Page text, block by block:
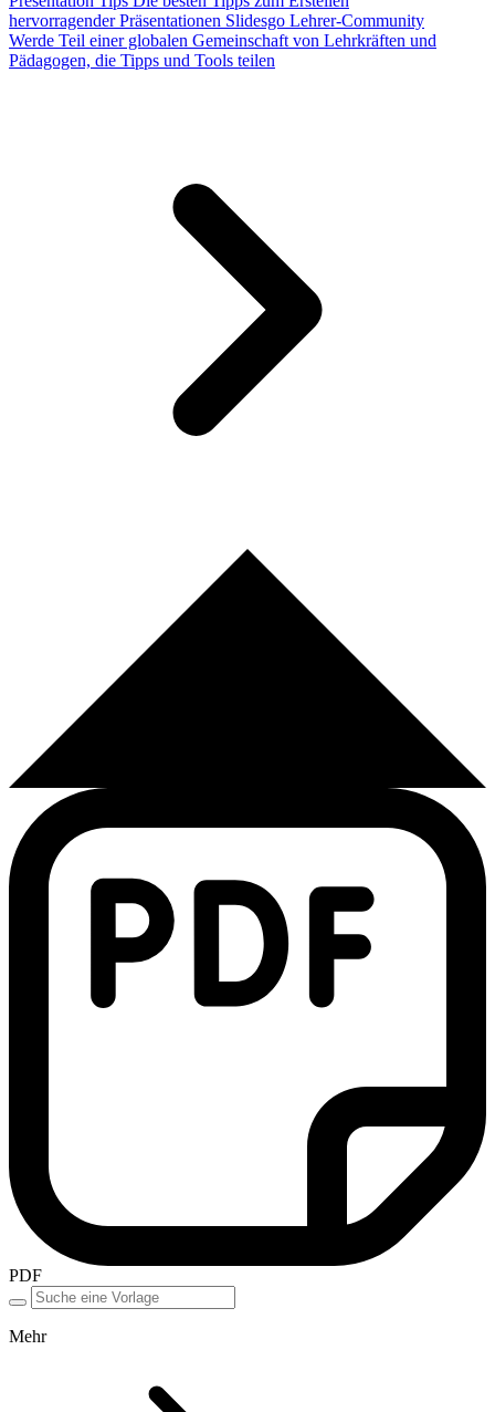
hervorragender Präsentationen Slidesgo Lehrer-Community
Werde Teil einer globalen Gemeinschaft von Lehrkräften und
Pädagogen, die Tipps und Tools teilen
PDF
Mehr